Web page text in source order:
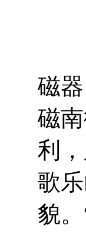
磁
磁
利
歌
貌